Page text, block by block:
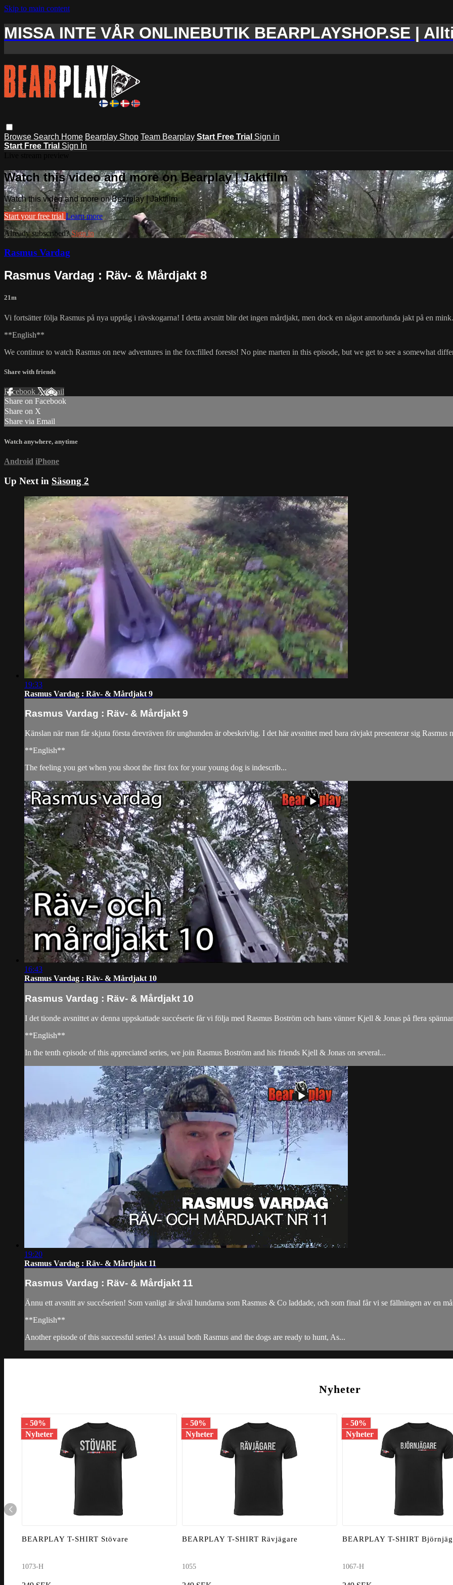
Skip to main content
MISSA INTE VÅR ONLINEBUTIK BEARPLAYSHOP.SE |
Browse Search Home Bearplay Shop Team Bearplay Start Free Trial Sign in
Start Free Trial Sign In
Watch this video and more on Bearplay | Jaktfilm
Watch this video and more on Bearplay | Jaktfilm
Start your free trial Learn more
Already subscribed?Sign in
Rasmus Vardag
Rasmus Vardag : Räv- & Mårdjakt 8
21m
Vi fortsätter följa Rasmus på nya upptåg i rävskogarna! I detta avsnitt blir det ingen mårdjakt, men dock en något annorlunda jakt på en
**English**
We continue to watch Rasmus on new adventures in the fox:filled forests! No pine marten in this episode, but we get to see a somewhat
Share with friends
Facebook XEmail
Share on Facebook
Share on X
Share via Email
Watch anywhere, anytime
Android iPhone
Up Next in Säsong 2
19:33
Rasmus Vardag : Räv- & Mårdjakt 9
Rasmus Vardag : Räv- & Mårdjakt 9
Känslan när man får skjuta första drevräven för unghunden är obeskrivlig. I det här avsnittet med bara rävjakt presenterar sig
**English**
The feeling you get when you shoot the first fox for your young dog is indescrib...
16:43
Rasmus Vardag : Räv- & Mårdjakt 10
Rasmus Vardag : Räv- & Mårdjakt 10
I det tionde avsnittet av denna uppskattade succéserie får vi följa med Rasmus Boström och hans vänner Kjell & Jonas på flera
**English**
In the tenth episode of this appreciated series, we join Rasmus Boström and his friends Kjell & Jonas on several...
19:20
Rasmus Vardag : Räv- & Mårdjakt 11
Rasmus Vardag : Räv- & Mårdjakt 11
Ännu ett avsnitt av succéserien! Som vanligt är såväl hundarna som Rasmus & Co laddade, och som final får vi se fällningen av en
**English**
Another episode of this successful series! As usual both Rasmus and the dogs are ready to hunt, As...
Nyheter
- 50%
Nyheter
BEARPLAY T-SHIRT Stövare
1073-H
- 50%
Nyheter
BEARPLAY T-SHIRT Rävjägare
1055
- 50%
Nyheter
BEARPLAY T-SHIRT
1067-H